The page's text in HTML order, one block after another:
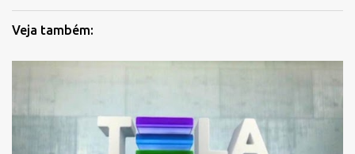
Veja também: